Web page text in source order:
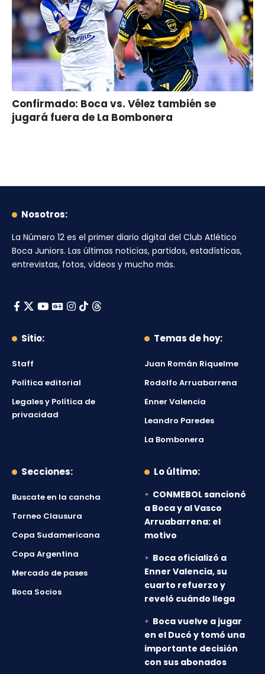
Confirmado: Boca vs. Vélez también se
jugará fuera de La Bombonera
Nosotros:
La Número 12 es el primer diario digital del Club Atlético
Boca Juniors. Las últimas noticias, partidos, estadísticas,
entrevistas, fotos, vídeos y mucho más.
Sitio:
Staff
Política editorial
Legales y Política de
privacidad
Temas de hoy:
Juan Román Riquelme
Rodolfo Arruabarrena
Enner Valencia
Leandro Paredes
La Bombonera
Secciones:
Buscate en la cancha
Torneo Clausura
Copa Sudamericana
Copa Argentina
Mercado de pases
Boca Socios
Lo último:
CONMEBOL sancionó
a Boca y al Vasco
Arruabarrena: el
motivo
Boca oficializó a
Enner Valencia, su
cuarto refuerzo y
reveló cuándo llega
Boca vuelve a jugar
en el Ducó y tomó una
importante decisión
con sus abonados